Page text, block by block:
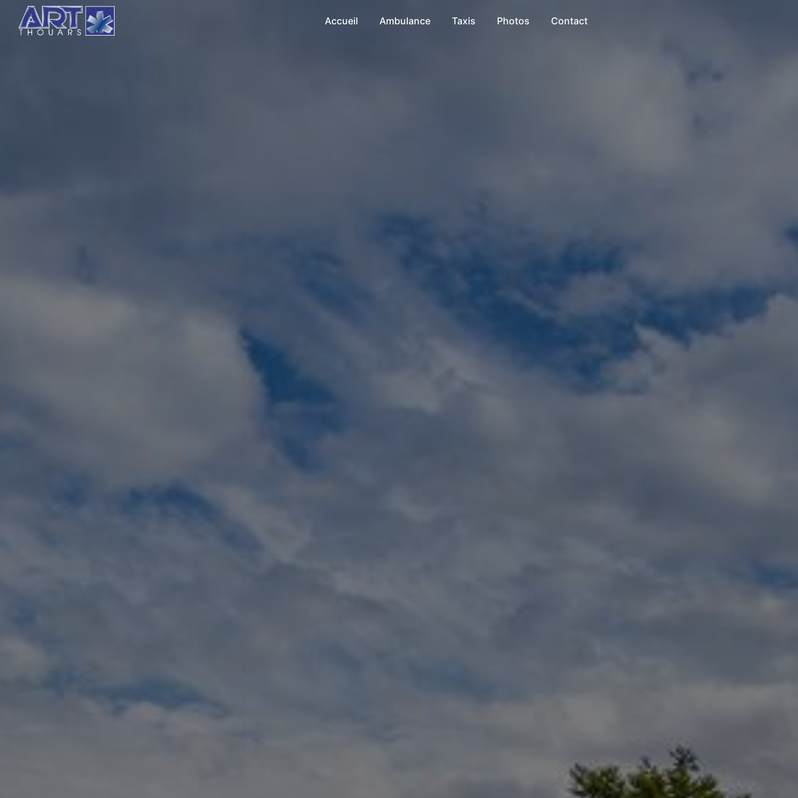
Accueil Ambulance Taxis Photos Contact
Panneau de gestion des cookies